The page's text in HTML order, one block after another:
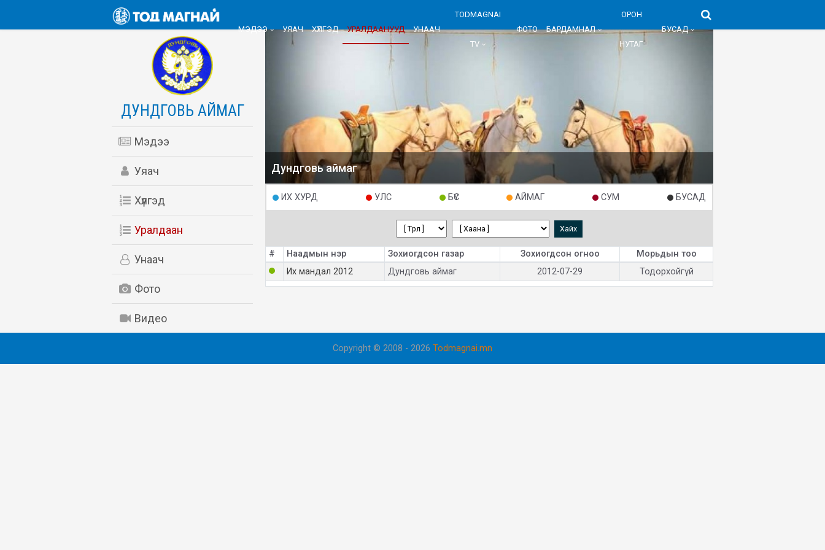
МЭДЭЭ УЯАЧ ХҮЛГЭД УРАЛДААНУУД УНААЧ
TODMAGNAI
TV
ФОТО БАРДАМНАЛ
ОРОН
НУТАГ
БУСАД
ДУНДГОВЬ АЙМАГ
Мэдээ
Уяач
Хүлгэд
Уралдаан
Унаач
Фото
Видео
Дундговь аймаг
ИХ ХУРД УЛС БҮС АЙМАГ СУМ БУСАД
Хайх
# Наадмын нэр Зохиогдсон газар Зохиогдсон огноо
Морьдын тоо
Их мандал 2012
Дундговь аймаг 2012-07-29 Тодорхойгүй
Copyright © 2008 - 2026 Todmagnai.mn